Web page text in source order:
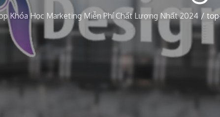
Khóa Học Marketing Miễn Phí Chất Lượng Nhất 2024